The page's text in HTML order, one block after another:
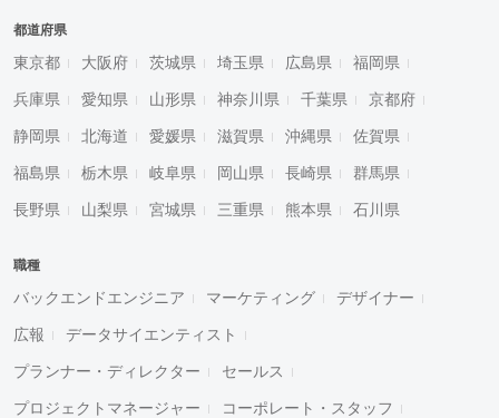
都道府県
東京都 大阪府 茨城県 埼玉県 広島県 福岡県
兵庫県 愛知県 山形県 神奈川県 千葉県 京都府
静岡県 北海道 愛媛県 滋賀県 沖縄県 佐賀県
福島県 栃木県 岐阜県 岡山県 長崎県 群馬県
長野県 山梨県 宮城県 三重県 熊本県 石川県
職種
バックエンドエンジニア マーケティング デザイナー
広報 データサイエンティスト
プランナー・ディレクター セールス
プロジェクトマネージャー コーポレート・スタッフ